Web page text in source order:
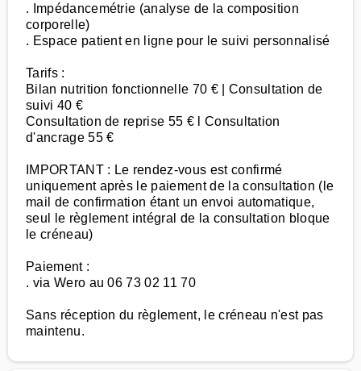
. Impédancemétrie (analyse de la composition
corporelle)
. Espace patient en ligne pour le suivi personnalisé
Tarifs :
Bilan nutrition fonctionnelle 70 € | Consultation de
suivi 40 €
Consultation de reprise 55 € l Consultation
d'ancrage 55 €
IMPORTANT : Le rendez-vous est confirmé
uniquement après le paiement de la consultation (le
mail de confirmation étant un envoi automatique,
seul le règlement intégral de la consultation bloque
le créneau)
Paiement :
. via Wero au 06 73 02 11 70
Sans réception du règlement, le créneau n'est pas
maintenu.